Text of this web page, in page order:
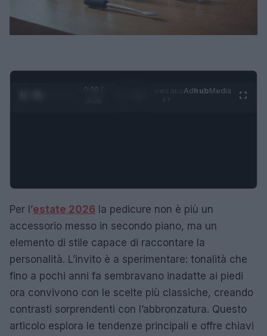
0:29 /
AdhubMedia
Per l’estate 2026 la pedicure non è più un
accessorio messo in secondo piano, ma un
elemento di stile capace di raccontare la
personalità. L’invito è a sperimentare: tonalità che
fino a pochi anni fa sembravano inadatte ai piedi
ora convivono con le scelte più classiche, creando
contrasti sorprendenti con l’abbronzatura. Questo
articolo esplora le tendenze principali e offre chiavi